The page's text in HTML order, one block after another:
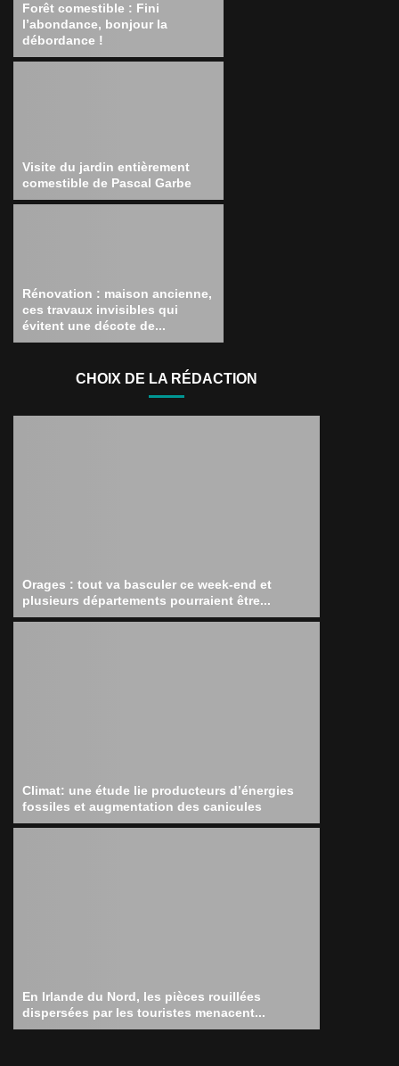
Forêt comestible : Fini
l’abondance, bonjour la
débordance !
Visite du jardin entièrement
comestible de Pascal Garbe
Rénovation : maison ancienne,
ces travaux invisibles qui
évitent une décote de...
CHOIX DE LA RÉDACTION
Orages : tout va basculer ce week-end et
plusieurs départements pourraient être...
Climat: une étude lie producteurs d’énergies
fossiles et augmentation des canicules
En Irlande du Nord, les pièces rouillées
dispersées par les touristes menacent...